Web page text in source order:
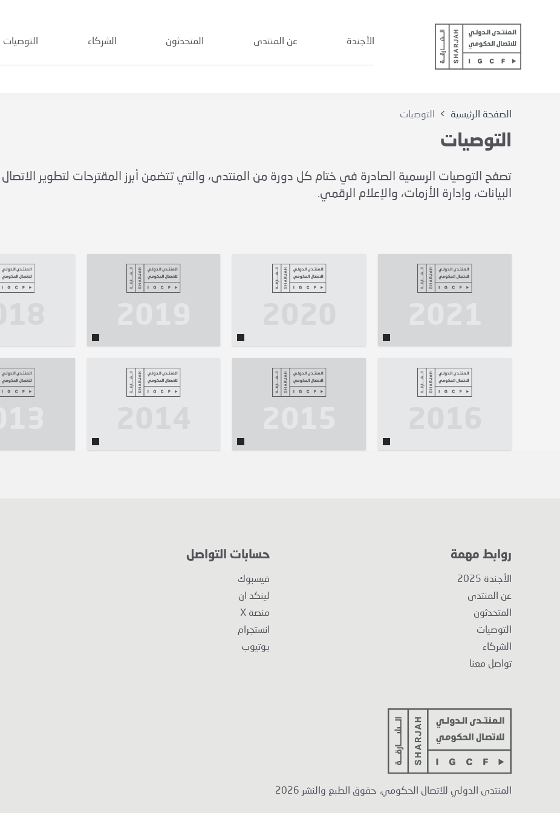
الأجندة عن المنتدى المتحدثون الشركاء التوصيات
الصفحة الرئيسية > التوصيات
التوصيات
تصفح التوصيات الرسمية الصادرة في ختام كل دورة من المنتدى، والتي تتضمن أبرز المقترحات لتطوير
البيانات، وإدارة الأزمات، والإعلام الرقمي.
روابط مهمة
الأجندة 2025
عن المنتدى
المتحدثون
التوصيات
الشركاء
تواصل معنا
حسابات التواصل
فيسبوك
لينكد ان
منصة X
انستجرام
يوتيوب
المنتدى الدولي للاتصال الحكومي. حقوق الطبع والنشر 2026